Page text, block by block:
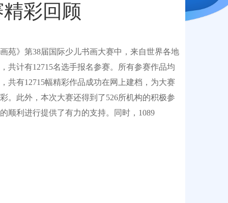
彩回顾
苑》第38届国际少儿书画大赛中，来自世界各地
共计有12715名选手报名参赛。所有参赛作品均
共有12715幅精彩作品成功在网上建档，为大赛
。此外，本次大赛还得到了526所机构的积极参
顺利进行提供了有力的支持。同时，1089